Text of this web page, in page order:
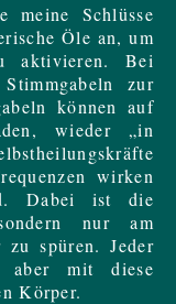
meine Schlüsse
Öle an, um
aktivieren. Bei
zur
können auf
wieder „in
wirken
Dabei ist die
nur am
spüren. Jeder
aber mit diese
Körper.